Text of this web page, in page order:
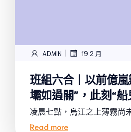
ADMIN | 19 2 月
班組六合丨以前億
壩如過關”，此刻“船
凌晨七點，烏江之上薄霧尚
Read more